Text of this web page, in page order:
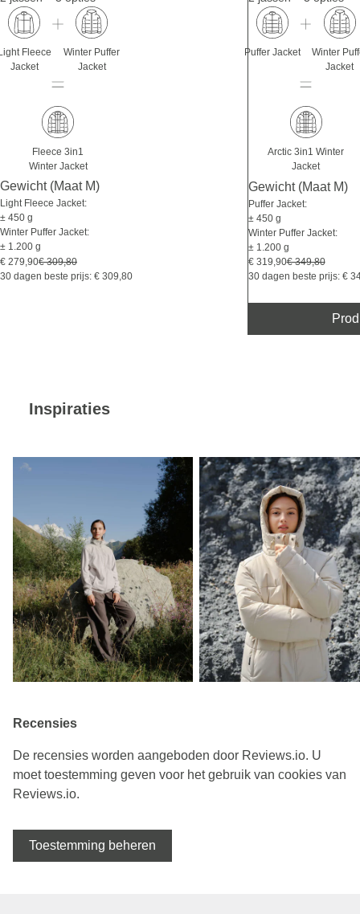
Fleece
Jacket
Winter Puffer
Jacket
Fleece 3in1
Winter Jacket
Gewicht (Maat M)
Light Fleece Jacket:
± 450 g
Winter Puffer Jacket:
± 1.200 g
€ 279,90€ 309,80
30 dagen beste prijs: € 309,80
Puffer Jacket
Winter
Jacket
Arctic 3in1 Winter
Jacket
Gewicht (Maat M)
Puffer Jacket:
± 450 g
Winter Puffer Jacket:
± 1.200 g
€ 319,90€ 349,80
30 dagen beste prijs: €
Inspiraties
Recensies
De recensies worden aangeboden door Reviews.io. U
moet toestemming geven voor het gebruik van cookies van
Reviews.io.
Toestemming beheren